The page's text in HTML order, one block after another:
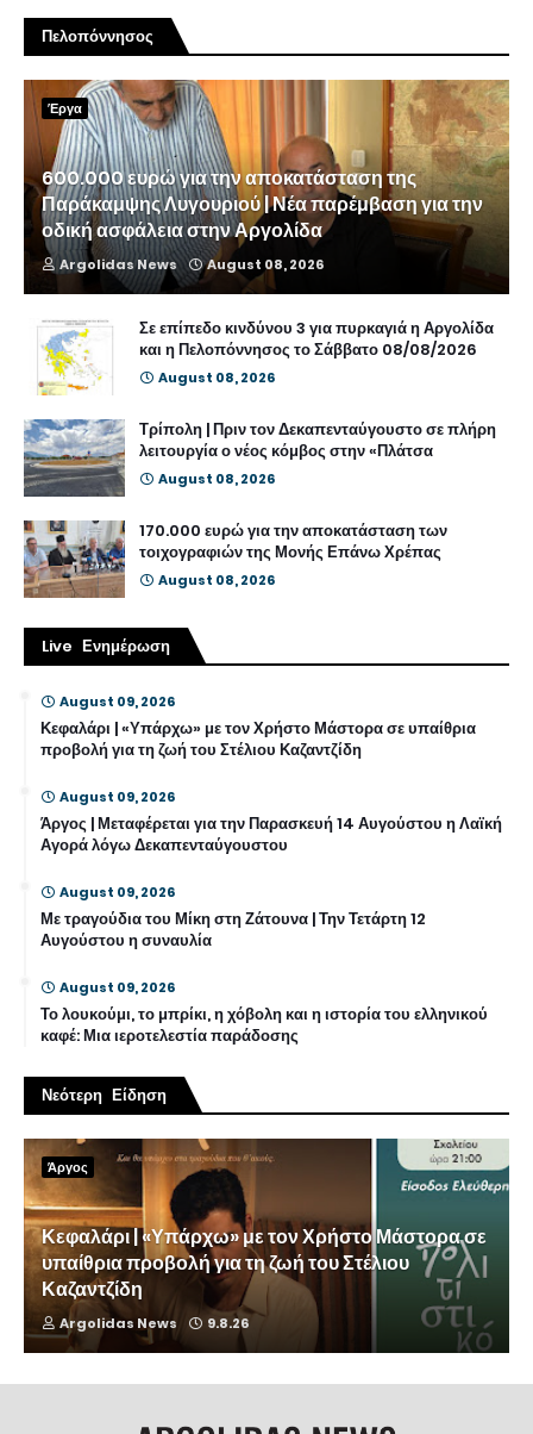
Πελοπόννησος
Έργα
600.000 ευρώ για την αποκατάσταση της
Παράκαμψης Λυγουριού | Νέα παρέμβαση για την
οδική ασφάλεια στην Αργολίδα
Argolidas News August 08, 2026
Σε επίπεδο κινδύνου 3 για πυρκαγιά η Αργολίδα
και η Πελοπόννησος το Σάββατο 08/08/2026
August 08, 2026
Τρίπολη | Πριν τον Δεκαπενταύγουστο σε πλήρη
λειτουργία ο νέος κόμβος στην «Πλάτσα
August 08, 2026
170.000 ευρώ για την αποκατάσταση των
τοιχογραφιών της Μονής Επάνω Χρέπας
August 08, 2026
Live Ενημέρωση
August 09, 2026
Κεφαλάρι | «Υπάρχω» με τον Χρήστο Μάστορα σε υπαίθρια
προβολή για τη ζωή του Στέλιου Καζαντζίδη
August 09, 2026
Άργος | Μεταφέρεται για την Παρασκευή 14 Αυγούστου η Λαϊκή
Αγορά λόγω Δεκαπενταύγουστου
August 09, 2026
Με τραγούδια του Μίκη στη Ζάτουνα | Την Τετάρτη 12
Αυγούστου η συναυλία
August 09, 2026
Το λουκούμι, το μπρίκι, η χόβολη και η ιστορία του ελληνικού
καφέ: Μια ιεροτελεστία παράδοσης
Νεότερη Είδηση
Άργος
Κεφαλάρι | «Υπάρχω» με τον Χρήστο Μάστορα σε
υπαίθρια προβολή για τη ζωή του Στέλιου
Καζαντζίδη
Argolidas News 9.8.26